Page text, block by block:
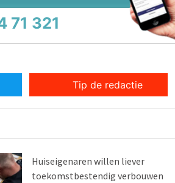
71 321
Tip de redactie
Huiseigenaren willen liever
toekomstbestendig verbouwen